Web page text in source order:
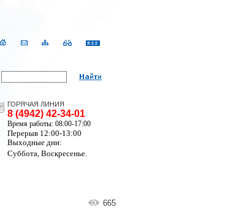
ГОРЯЧАЯ ЛИНИЯ
8 (4942) 42-34-01
Время работы: 08:00-17:00
Перерыв 12:00-13:00
Выходные дни:
Суббота, Воскресенье.
665